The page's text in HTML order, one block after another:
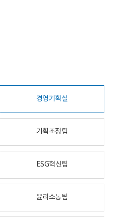
경영기획실
기획조정팀
ESG혁신팀
윤리소통팀